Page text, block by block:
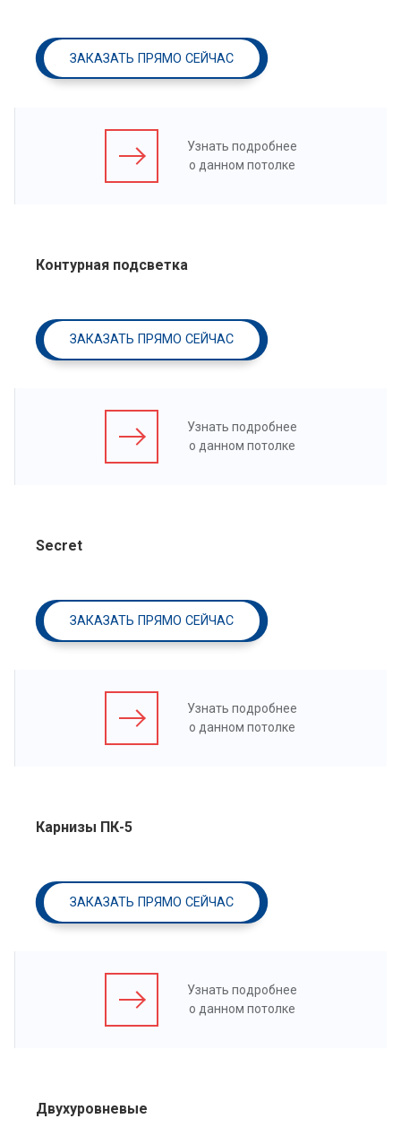
ЗАКАЗАТЬ ПРЯМО СЕЙЧАС
Узнать подробнее
о данном потолке
Контурная подсветка
ЗАКАЗАТЬ ПРЯМО СЕЙЧАС
Узнать подробнее
о данном потолке
Secret
ЗАКАЗАТЬ ПРЯМО СЕЙЧАС
Узнать подробнее
о данном потолке
Карнизы ПК-5
ЗАКАЗАТЬ ПРЯМО СЕЙЧАС
Узнать подробнее
о данном потолке
Двухуровневые